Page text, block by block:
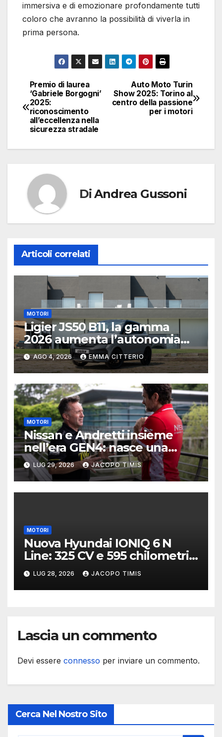
immersiva e di emozionare profondamente tutti
coloro che avranno la possibilità di viverla in
prima persona.
Navigazione
articoli
Auto Moto Turin
Show 2025: Torino al
centro della passione
per i motori
Premio di laurea
‘Gabriele Borgogni’
2025:
riconoscimento
all’eccellenza nella
sicurezza stradale
DiAndrea Gussoni
Articoli correlati
MOTORI
Ligier JS50 B11, la gamma
2026 aumenta l’autonomia
elettrica
AGO 4, 2026 EMMA CITTERIO
MOTORI
Nissan e Andretti insieme
nell’era GEN4: nasce una
delle alleanze più ambiziose
della Formula E
LUG 29, 2026 JACOPO TIMIS
MOTORI
Nuova Hyundai IONIQ 6 N
Line: 325 CV e 595 chilometri
di autonomia
LUG 28, 2026 JACOPO TIMIS
Lascia un commento
Devi essere connesso per inviare un commento.
Cerca Nel Nostro Sito